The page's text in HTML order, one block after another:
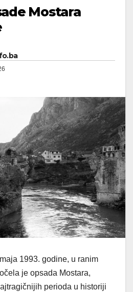
Mostara
1993. godine, u ranim
je opsada Mostara,
perioda u historiji